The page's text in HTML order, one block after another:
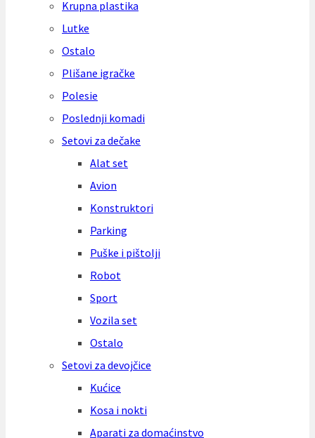
Krupna plastika
Lutke
Ostalo
Plišane igračke
Polesie
Poslednji komadi
Setovi za dečake
Alat set
Avion
Konstruktori
Parking
Puške i pištolji
Robot
Sport
Vozila set
Ostalo
Setovi za devojčice
Kućice
Kosa i nokti
Aparati za domaćinstvo